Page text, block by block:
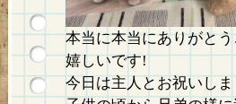
本当に本当にありがと
嬉しいです!
今日は主人とお祝いし